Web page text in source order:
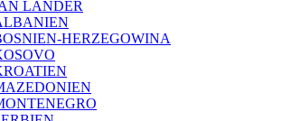
LÄNDER
HERZEGOWINA